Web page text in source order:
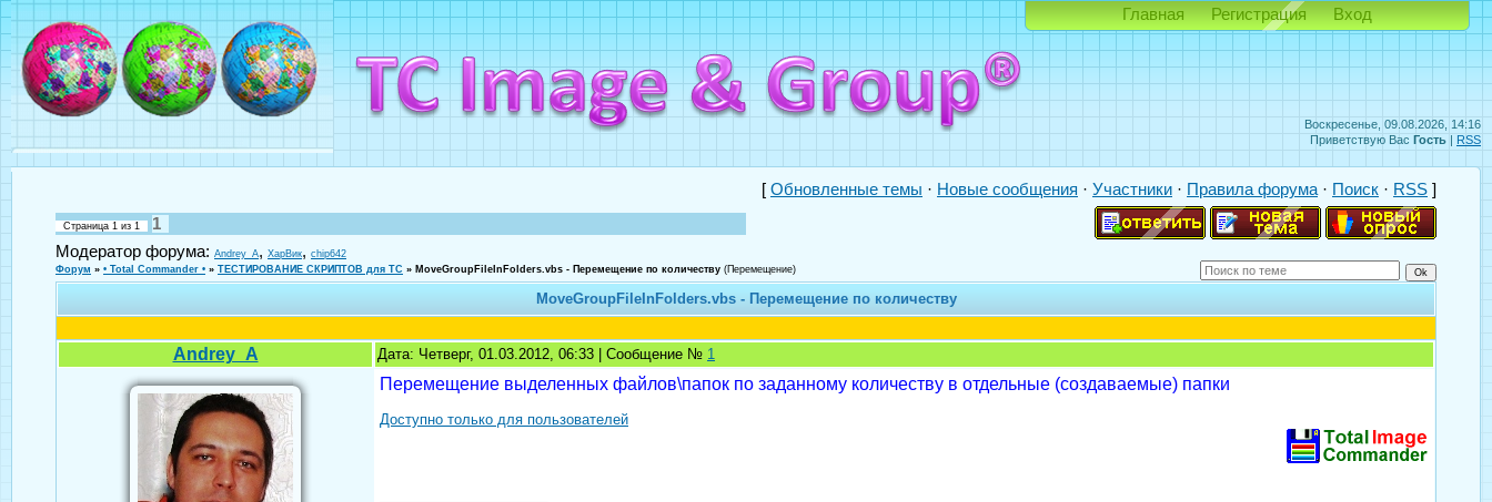
Воскресенье, 09.08.2026, 14:16
Приветствую Вас Гость | RSS
Главная Регистрация Вход
[ Обновленные темы · Новые сообщения · Участники · Правила форума · Поиск · RSS ]
Страница 1 из 1
1
Модератор форума: Andrey_A, ХарВик, chip642
Форум » • Total Commander • » ТЕСТИРОВАНИЕ СКРИПТОВ для TC » MoveGroupFileInFolders.vbs - Перемещение по количеству (Перемещение)
MoveGroupFileInFolders.vbs - Перемещение по количеству
Andrey_A Дата: Четверг, 01.03.2012, 06:33 | Сообщение № 1
Перемещение выделенных файлов\папок по заданному количеству в отдельные (создаваемые) папки
Доступно только для пользователей